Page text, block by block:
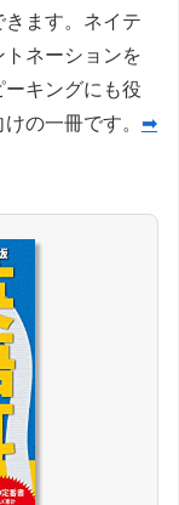
ます。ネイテ
ネーションを
キングにも役
の一冊です。 ➡